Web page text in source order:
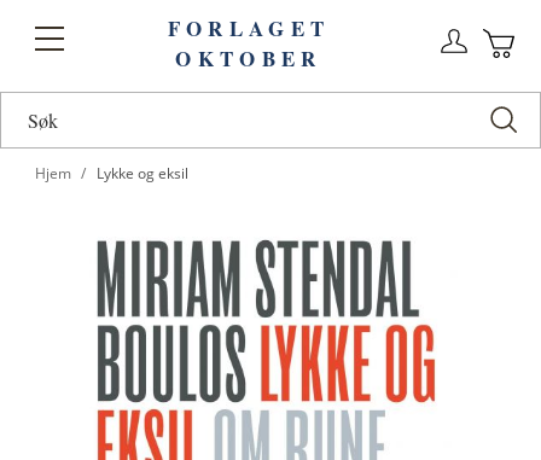
Toggle
FORLAGET
OKTOBER
Hjem Lykke og eksil